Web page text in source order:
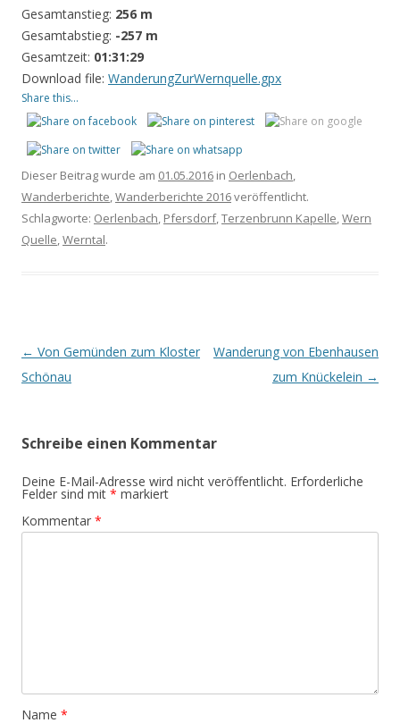
Gesamtanstieg: 256 m
Gesamtabstieg: -257 m
Gesamtzeit: 01:31:29
Download file: WanderungZurWernquelle.gpx
Share this...
Dieser Beitrag wurde am 01.05.2016 in Oerlenbach,
Wanderberichte,Wanderberichte 2016veröffentlicht.
Schlagworte: Oerlenbach, Pfersdorf,Terzenbrunn Kapelle,Wern
Quelle,Werntal.
Beitrags-
Navigation
← Von Gemünden zum Kloster
Schönau
Wanderung von Ebenhausen
zum Knückelein →
Schreibe einen Kommentar
Deine E-Mail-Adresse wird nicht veröffentlicht. Erforderliche
Felder sind mit * markiert
Kommentar *
Name *